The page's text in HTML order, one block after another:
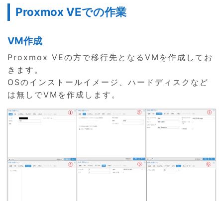
Proxmox VEでの作業
VM作成
Proxmox VEの方で移行先となるVMを作成してお
きます。
OSのインストールイメージ、ハードディスクなど
は無しでVMを作成します。